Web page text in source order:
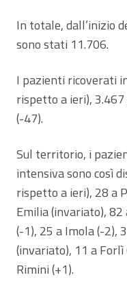
In totale, dall’inizio
sono stati 11.706.
I pazienti ricoverati
rispetto a ieri),
(-47).
Sul territorio, i
intensiva sono così
rispetto a ieri), 28 a
Emilia (invariato), 82
(-1), 25 a Imola (-2),
(invariato), 11 a Forlì
Rimini (+1).